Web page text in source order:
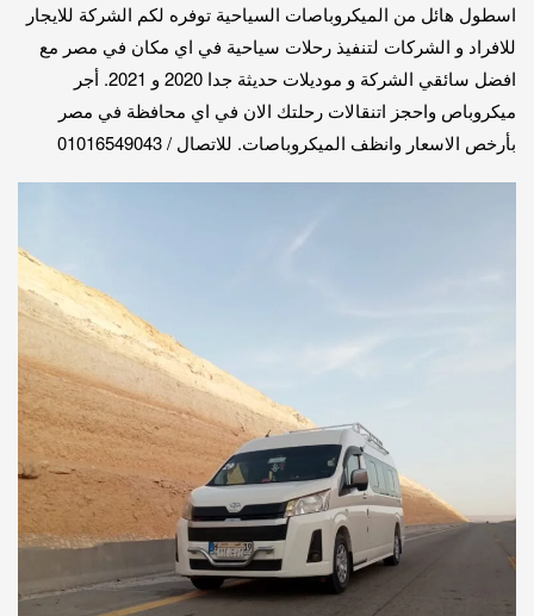
اسطول هائل من الميكروباصات السياحية توفره لكم الشركة للايجار
للافراد و الشركات لتنفيذ رحلات سياحية في اي مكان في مصر مع
افضل سائقي الشركة و موديلات حديثة جدا 2020 و 2021. أجر
ميكروباص واحجز اتنقالات رحلتك الان في اي محافظة في مصر
بأرخص الاسعار وانظف الميكروباصات. للاتصال / 01016549043